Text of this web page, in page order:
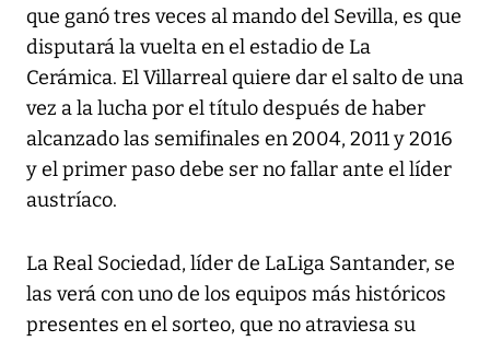
que ganó tres veces al mando del Sevilla, es que
disputará la vuelta en el estadio de La
Cerámica. El Villarreal quiere dar el salto de una
vez a la lucha por el título después de haber
alcanzado las semifinales en 2004, 2011 y 2016
y el primer paso debe ser no fallar ante el líder
austríaco.
La Real Sociedad, líder de LaLiga Santander, se
las verá con uno de los equipos más históricos
presentes en el sorteo, que no atraviesa su